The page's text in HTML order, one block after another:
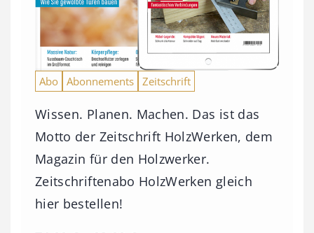
Abo Abonnements Zeitschrift
Wissen. Planen. Machen. Das ist das
Motto der Zeitschrift HolzWerken, dem
Magazin für den Holzwerker.
Zeitschriftenabo HolzWerken gleich
hier bestellen!